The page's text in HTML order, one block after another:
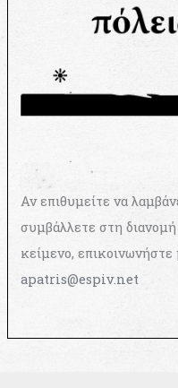
Αν επιθυμείτε να
συμβάλλετε στη
κείμενο,
apatris@espiv.net